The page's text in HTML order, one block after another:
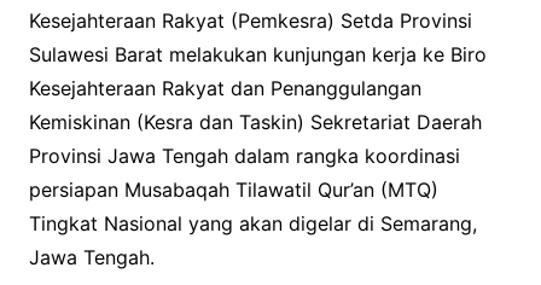
Kesejahteraan Rakyat (Pemkesra) Setda Provinsi
Sulawesi Barat melakukan kunjungan kerja ke Biro
Kesejahteraan Rakyat dan Penanggulangan
Kemiskinan (Kesra dan Taskin) Sekretariat Daerah
Provinsi Jawa Tengah dalam rangka koordinasi
persiapan Musabaqah Tilawatil Qur’an (MTQ)
Tingkat Nasional yang akan digelar di Semarang,
Jawa Tengah.